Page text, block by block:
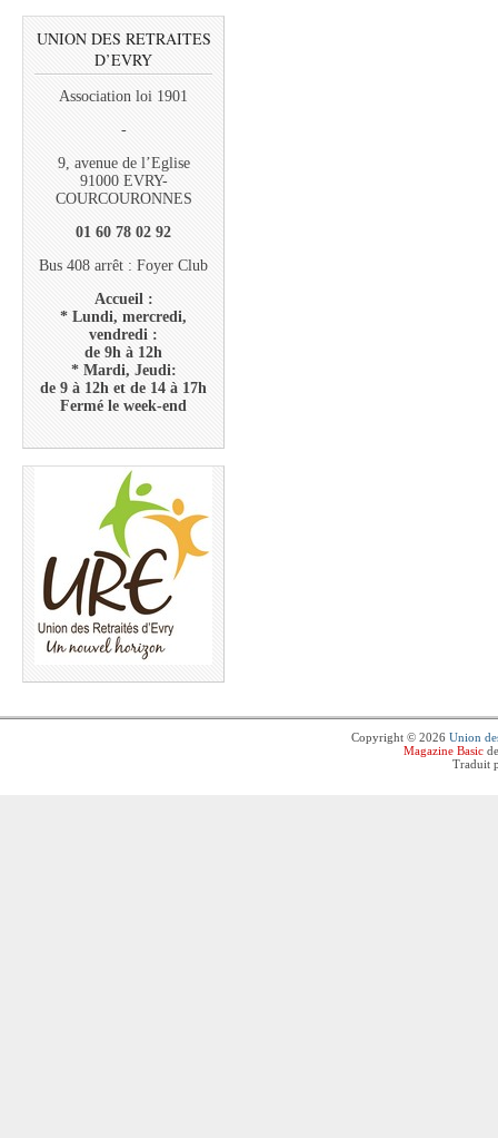
UNION DES RETRAITES
D’EVRY
Association loi 1901
-
9, avenue de l’Eglise
91000 EVRY-
COURCOURONNES
01 60 78 02 92
Bus 408 arrêt : Foyer Club
Accueil :
* Lundi, mercredi,
vendredi :
de 9h à 12h
* Mardi, Jeudi:
de 9 à 12h et de 14 à 17h
Fermé le week-end
Copyright © 2026 Union
Magazine Basic
Traduit